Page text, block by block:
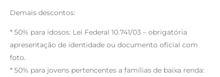
Demais descontos:
* 50% para idosos: Lei Federal 10.741/03 – obrigatória
apresentação de identidade ou documento oficial com
foto.
* 50% para jovens pertencentes a famílias de baixa renda: